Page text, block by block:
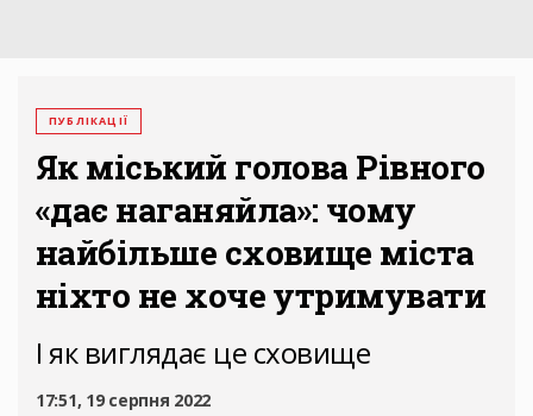
ПУБЛІКАЦІЇ
Як міський голова Рівного
«дає наганяйла»: чому
найбільше сховище міста
ніхто не хоче утримувати
І як виглядає це сховище
17:51, 19 серпня 2022